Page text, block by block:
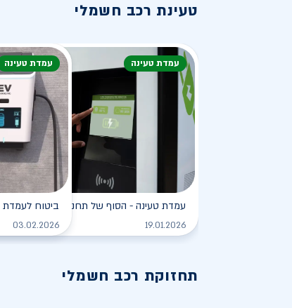
טעינת רכב חשמלי
עמדת טעינה
עמדת טעינה - הסוף של תחנת הדלק?
19.01.2026
עמדת טעינה
ביטוח לעמדת
03.02.2026
תחזוקת רכב חשמלי